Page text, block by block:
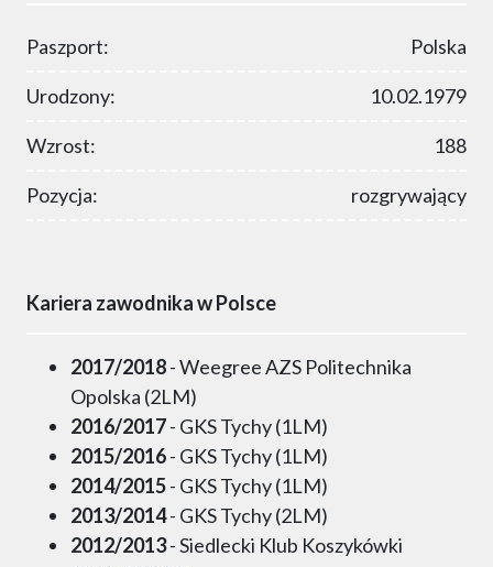
Paszport: Polska
Urodzony: 10.02.1979
Wzrost: 188
Pozycja: rozgrywający
Kariera zawodnika w Polsce
2017/2018- Weegree AZS Politechnika
Opolska (2LM)
2016/2017- GKS Tychy (1LM)
2015/2016- GKS Tychy (1LM)
2014/2015- GKS Tychy (1LM)
2013/2014- GKS Tychy (2LM)
2012/2013- Siedlecki Klub Koszykówki